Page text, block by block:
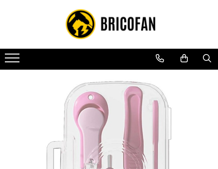
Toate Produsele
Vehicule electrice
Atv
Piese de schimb vehicule electrice
Scutere electrice